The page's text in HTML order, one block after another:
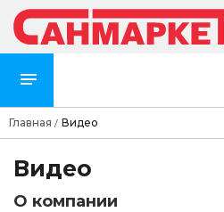
Главная / Видео
Видео
О компании